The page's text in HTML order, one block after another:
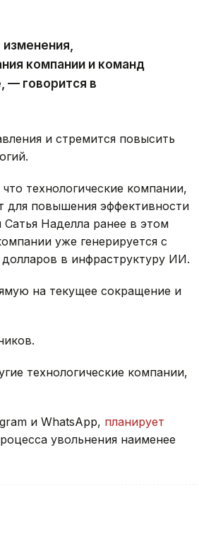
компании и команд
— говорится в
и стремится повысить
технологические компании,
для повышения эффективности
Наделла ранее в этом
уже генерируется с
в инфраструктуру ИИ.
на текущее сокращение и
технологические компании,
и WhatsApp, планирует
увольнения наименее